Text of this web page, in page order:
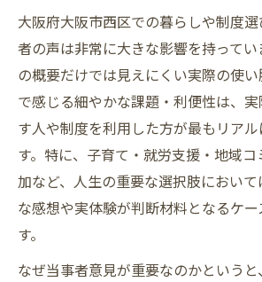
大阪府大阪市西区での暮らしや制度
者の声は非常に大きな影響を持って
の概要だけでは見えにくい実際の使
で感じる細やかな課題・利便性は、
す人や制度を利用した方が最もリア
す。特に、子育て・就労支援・地域
加など、人生の重要な選択肢におい
な感想や実体験が判断材料となるケ
す。
なぜ当事者意見が重要なのかという